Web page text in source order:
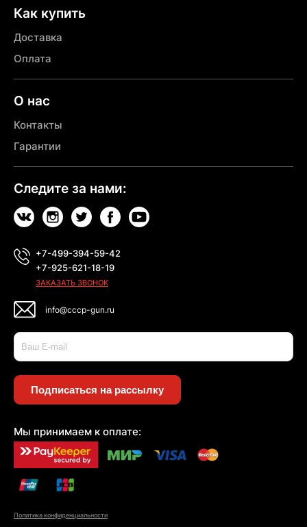
Как купить
Доставка
Оплата
О нас
Контакты
Гарантии
Следите за нами:
+7-499-394-59-42
+7-925-621-18-19
ЗАКАЗАТЬ ЗВОНОК
info@cccp-gun.ru
Подписаться на рассылку
Мы принимаем к оплате:
Политика конфиденциальности